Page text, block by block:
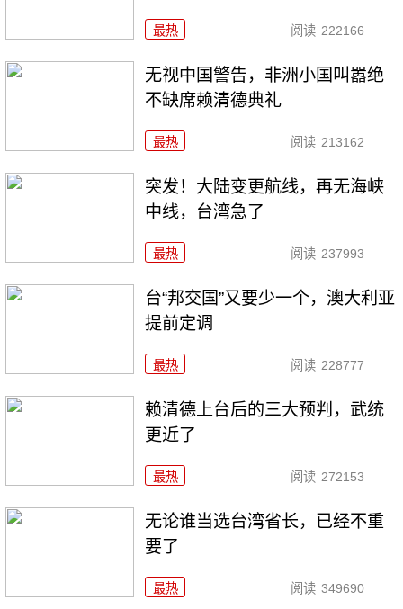
最热 阅读 222166
无视中国警告，非洲小国叫嚣绝
不缺席赖清德典礼
最热 阅读 213162
突发！大陆变更航线，再无海峡
中线，台湾急了
最热 阅读 237993
台“邦交国”又要少一个，澳大利亚
提前定调
最热 阅读 228777
赖清德上台后的三大预判，武统
更近了
最热 阅读 272153
无论谁当选台湾省长，已经不重
要了
最热 阅读 349690